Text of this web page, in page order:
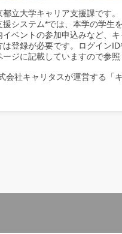
立大学キャリア支援課です。
システム*では、本学の学生
ベントの参加申込みなど、
は登録が必要です。ログイン
ジに記載していますので参照
会社キャリタスが運営する「